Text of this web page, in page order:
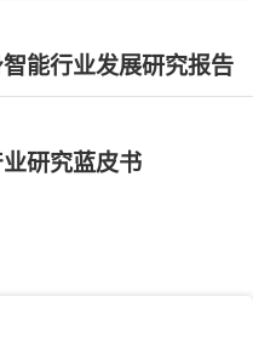
智能行业发展研究报告
业研究蓝皮书